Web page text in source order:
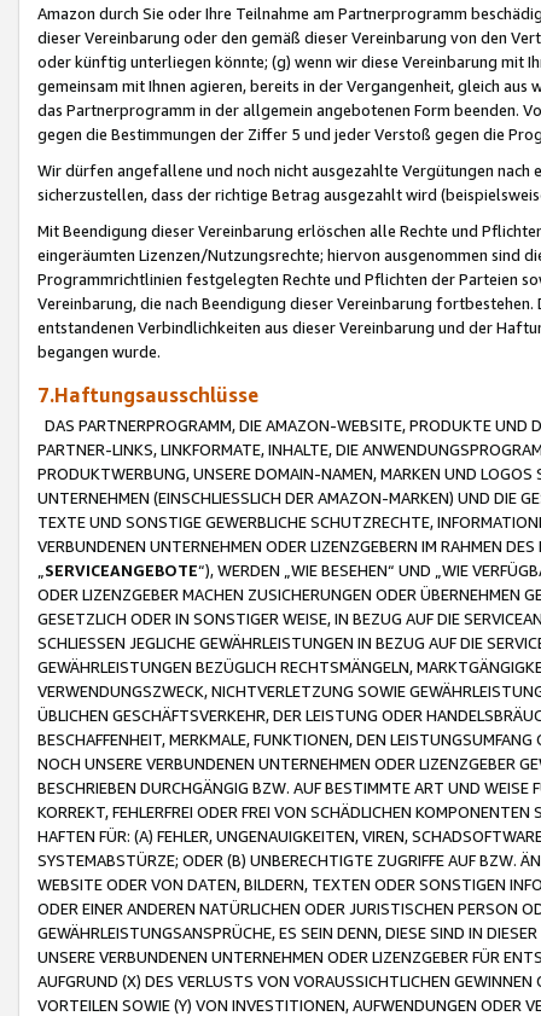
Amazon durch Sie oder Ihre Teilnahme am Partnerprogramm
dieser Vereinbarung oder den gemäß dieser Vereinbarung von den
oder künftig unterliegen könnte; (g) wenn wir diese Vereinbarung mit
gemeinsam mit Ihnen agieren, bereits in der Vergangenheit, gleich
das Partnerprogramm in der allgemein angebotenen Form beenden.
gegen die Bestimmungen der Ziffer 5 und jeder Verstoß gegen die
Wir dürfen angefallene und noch nicht ausgezahlte Vergütungen
sicherzustellen, dass der richtige Betrag ausgezahlt wird
Mit Beendigung dieser Vereinbarung erlöschen alle Rechte und
eingeräumten Lizenzen/Nutzungsrechte; hiervon ausgenommen sind
Programmrichtlinien festgelegten Rechte und Pflichten der Parteien
Vereinbarung, die nach Beendigung dieser Vereinbarung
entstandenen Verbindlichkeiten aus dieser Vereinbarung und der
begangen wurde.
7.Haftungsausschlüsse
DAS PARTNERPROGRAMM, DIE AMAZON-WEBSITE, PRODUKTE UND
PARTNER-LINKS, LINKFORMATE, INHALTE, DIE
PRODUKTWERBUNG, UNSERE DOMAIN-NAMEN, MARKEN UND
UNTERNEHMEN (EINSCHLIESSLICH DER AMAZON-MARKEN) UND DIE
TEXTE UND SONSTIGE GEWERBLICHE SCHUTZRECHTE,
VERBUNDENEN UNTERNEHMEN ODER LIZENZGEBERN IM RAHMEN
SERVICEANGEBOTE“), WERDEN „WIE BESEHEN“ UND „WIE
ODER LIZENZGEBER MACHEN ZUSICHERUNGEN ODER ÜBERNEHMEN
GESETZLICH ODER IN SONSTIGER WEISE, IN BEZUG AUF DIE
SCHLIESSEN JEGLICHE GEWÄHRLEISTUNGEN IN BEZUG AUF DIE
GEWÄHRLEISTUNGEN BEZÜGLICH RECHTSMÄNGELN,
VERWENDUNGSZWECK, NICHTVERLETZUNG SOWIE
ÜBLICHEN GESCHÄFTSVERKEHR, DER LEISTUNG ODER
BESCHAFFENHEIT, MERKMALE, FUNKTIONEN, DEN
NOCH UNSERE VERBUNDENEN UNTERNEHMEN ODER LIZENZGEBER
BESCHRIEBEN DURCHGÄNGIG BZW. AUF BESTIMMTE ART UND
KORREKT, FEHLERFREI ODER FREI VON SCHÄDLICHEN
HAFTEN FÜR: (A) FEHLER, UNGENAUIGKEITEN, VIREN,
SYSTEMABSTÜRZE; ODER (B) UNBERECHTIGTE ZUGRIFFE AUF BZW.
WEBSITE ODER VON DATEN, BILDERN, TEXTEN ODER SONSTIGEN
ODER EINER ANDEREN NATÜRLICHEN ODER JURISTISCHEN PERSON
GEWÄHRLEISTUNGSANSPRÜCHE, ES SEIN DENN, DIESE SIND IN
UNSERE VERBUNDENEN UNTERNEHMEN ODER LIZENZGEBER FÜR
AUFGRUND (X) DES VERLUSTS VON VORAUSSICHTLICHEN
VORTEILEN SOWIE (Y) VON INVESTITIONEN, AUFWENDUNGEN ODER